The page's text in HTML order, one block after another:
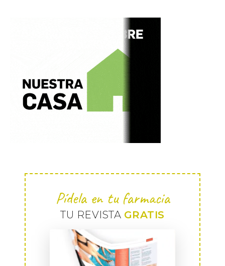
Pídela en tu farmacia
TU REVISTA GRATIS